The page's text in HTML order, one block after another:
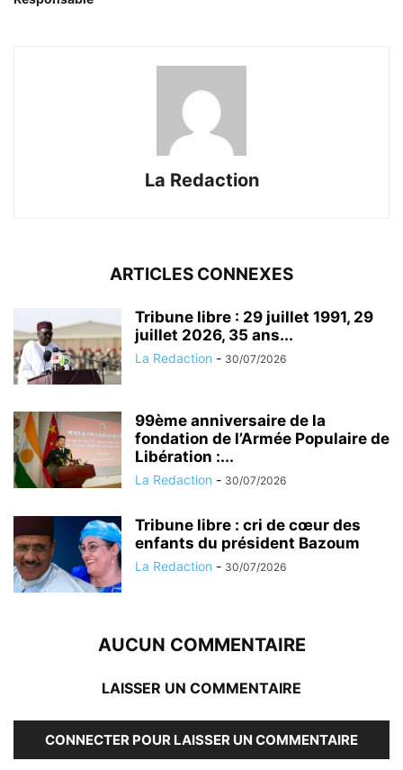
La Redaction
ARTICLES CONNEXES
Tribune libre : 29 juillet 1991, 29
juillet 2026, 35 ans...
La Redaction - 30/07/2026
99ème anniversaire de la
fondation de l’Armée Populaire de
Libération :...
La Redaction - 30/07/2026
Tribune libre : cri de cœur des
enfants du président Bazoum
La Redaction - 30/07/2026
AUCUN COMMENTAIRE
LAISSER UN COMMENTAIRE
CONNECTER POUR LAISSER UN COMMENTAIRE